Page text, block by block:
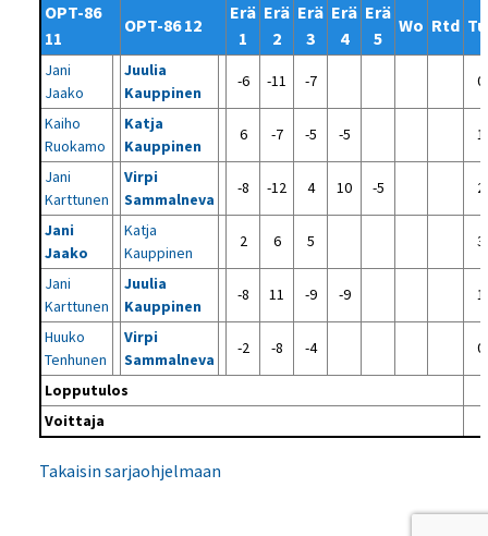
OPT-86
11
OPT-86 12
Erä
1
Erä
2
Erä
3
Erä
4
Erä
5
Wo Rtd
Jani
Jaako
Juulia
Kauppinen
-6 -11 -7 0
Kaiho
Ruokamo
Katja
Kauppinen
6 -7 -5 -5 1
Jani
Karttunen
Virpi
Sammalneva
-8 -12 4 10 -5
Jani
Jaako
Katja
Kauppinen
2 6 5 3
Jani
Karttunen
Juulia
Kauppinen
-8 11 -9 -9 1
Huuko
Tenhunen
Virpi
Sammalneva
-2 -8 -4 0
Lopputulos
Voittaja
Takaisin sarjaohjelmaan